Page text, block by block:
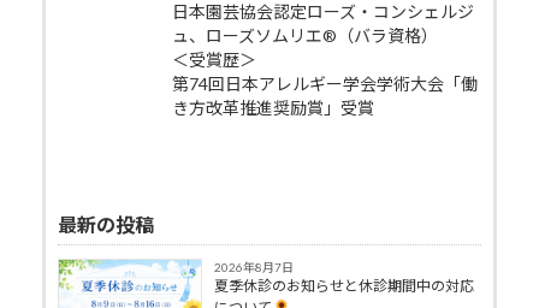
日本園芸協会認定ローズ・コンシェルジ
ュ、ローズソムリエ®（バラ資格）
＜受賞歴＞
第74回日本アレルギー学会学術大会「働
き方改革推進奨励賞」受賞
最新の投稿
2026年8月7日
夏季休診のお知らせと休診期間中の対応